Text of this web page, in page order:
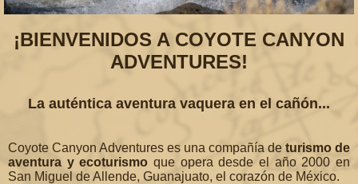
¡BIENVENIDOS A COYOTE CANYON
ADVENTURES!
La auténtica aventura vaquera en el cañón...
Coyote Canyon Adventures es una compañía de turismo de
aventura y ecoturismo que opera desde el año 2000 en
San Miguel de Allende, Guanajuato, el corazón de México.